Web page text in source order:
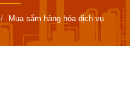
Mua sắm hàng hóa dịch vụ